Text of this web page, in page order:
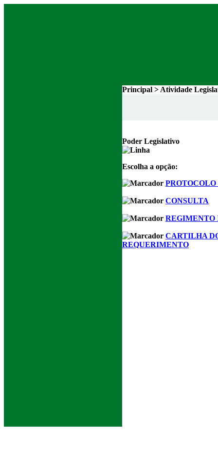
Principal > Atividade
Poder Legislativo
Escolha a opção:
CONSULTA
REGIMENTO
CARTILHA
REQUERIMENTO